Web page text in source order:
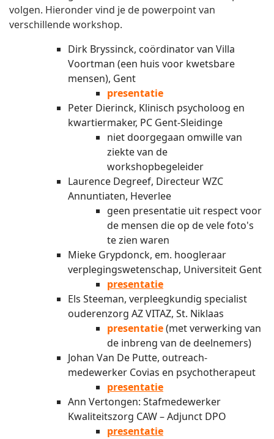
volgen. Hieronder vind je de powerpoint van
verschillende workshop.
Dirk Bryssinck, coördinator van Villa
Voortman (een huis voor kwetsbare
mensen), Gent
presentatie
Peter Dierinck, Klinisch psycholoog en
kwartiermaker, PC Gent-Sleidinge
niet doorgegaan omwille van
ziekte van de
workshopbegeleider
Laurence Degreef, Directeur WZC
Annuntiaten, Heverlee
geen presentatie uit respect voor
de mensen die op de vele foto's
te zien waren
Mieke Grypdonck, em. hoogleraar
verplegingswetenschap, Universiteit Gent
presentatie
Els Steeman, verpleegkundig specialist
ouderenzorg AZ VITAZ, St. Niklaas
presentatie(met verwerking van
de inbreng van de deelnemers)
Johan Van De Putte, outreach-
medewerker Covias en psychotherapeut
presentatie
Ann Vertongen: Stafmedewerker
Kwaliteitszorg CAW – Adjunct DPO
presentatie